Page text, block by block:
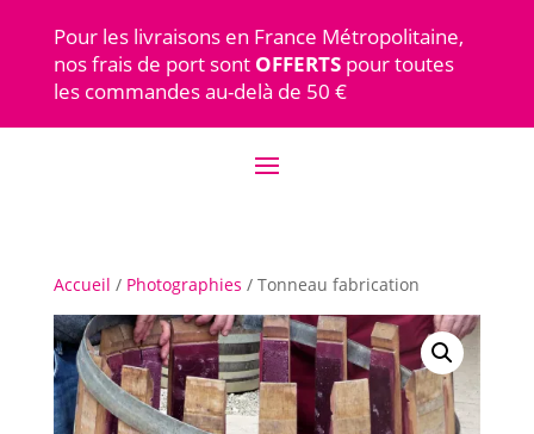
Pour les livraisons en France Métropolitaine,
nos frais de port sont OFFERTSpour toutes
les commandes au-delà de 50 €
Accueil / Photographies / Tonneau fabrication